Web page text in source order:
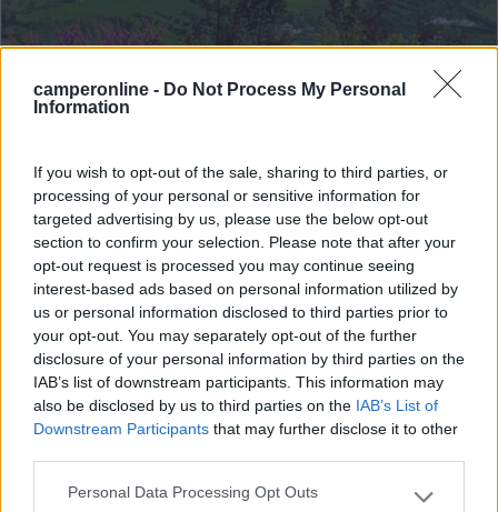
camperonline - Do Not Process My Personal
Information
If you wish to opt-out of the sale, sharing to third parties, or
processing of your personal or sensitive information for
targeted advertising by us, please use the below opt-out
section to confirm your selection. Please note that after your
opt-out request is processed you may continue seeing
interest-based ads based on personal information utilized by
us or personal information disclosed to third parties prior to
your opt-out. You may separately opt-out of the further
disclosure of your personal information by third parties on the
IAB’s list of downstream participants. This information may
also be disclosed by us to third parties on the IAB’s List of
Downstream Participants that may further disclose it to other
Please note that this website/app uses one or more Google
Personal Data Processing Opt Outs
Mar y Sierra Camping Village
7,2 5
Servizi / Posizione
Il Camping-Village Mar y Sierra è nella sua semplicità ...
San Costanzo (PU) - 65km
Strada San Gervasio, 3 Loc. Stacciola